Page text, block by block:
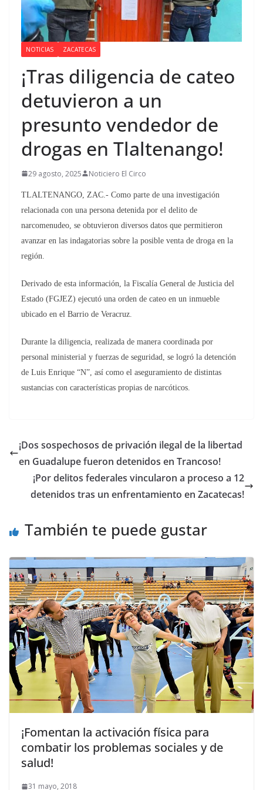
NOTICIAS ZACATECAS
¡Tras diligencia de cateo
detuvieron a un
presunto vendedor de
drogas en Tlaltenango!
29 agosto, 2025 Noticiero El Circo
TLALTENANGO, ZAC.- Como parte de una investigación
relacionada con una persona detenida por el delito de
narcomenudeo, se obtuvieron diversos datos que permitieron
avanzar en las indagatorias sobre la posible venta de droga en la
región.
Derivado de esta información, la Fiscalía General de Justicia del
Estado (FGJEZ) ejecutó una orden de cateo en un inmueble
ubicado en el Barrio de Veracruz.
Durante la diligencia, realizada de manera coordinada por
personal ministerial y fuerzas de seguridad, se logró la detención
de Luis Enrique “N”, así como el aseguramiento de distintas
sustancias con características propias de narcóticos.
¡Dos sospechosos de privación ilegal de la libertad
en Guadalupe fueron detenidos en Trancoso!
¡Por delitos federales vincularon a proceso a 12
detenidos tras un enfrentamiento en Zacatecas!
También te puede gustar
¡Fomentan la activación física para
combatir los problemas sociales y de
salud!
31 mayo, 2018